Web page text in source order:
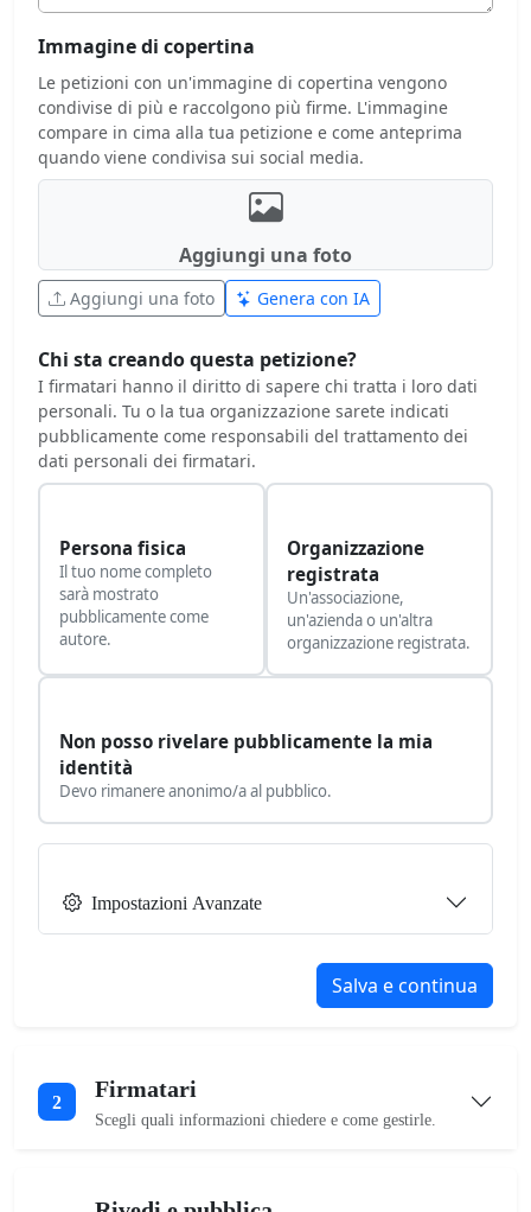
Immagine di copertina
Le petizioni con un'immagine di copertina vengono
condivise di più e raccolgono più firme. L'immagine
compare in cima alla tua petizione e come anteprima
quando viene condivisa sui social media.
Aggiungi una foto
Aggiungi una foto Genera con IA
Chi sta creando questa petizione?
I firmatari hanno il diritto di sapere chi tratta i loro dati
personali. Tu o la tua organizzazione sarete indicati
pubblicamente come responsabili del trattamento dei
dati personali dei firmatari.
Persona fisica
Il tuo nome completo
sarà mostrato
pubblicamente come
autore.
Organizzazione
registrata
Un'associazione,
un'azienda o un'altra
organizzazione registrata.
Non posso rivelare pubblicamente la mia
identità
Devo rimanere anonimo/a al pubblico.
Impostazioni Avanzate
Salva e continua
2
Firmatari
Scegli quali informazioni chiedere e come gestirle.